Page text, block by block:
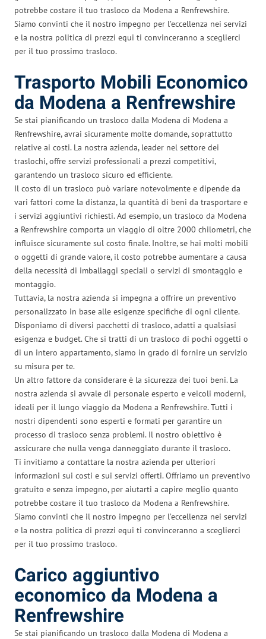
potrebbe costare il tuo trasloco da Modena a Renfrewshire.
Siamo convinti che il nostro impegno per l’eccellenza nei servizi
e la nostra politica di prezzi equi ti convinceranno a sceglierci
per il tuo prossimo trasloco.
Trasporto Mobili Economico
da Modena a Renfrewshire
Se stai pianificando un trasloco dalla Modena di Modena a
Renfrewshire, avrai sicuramente molte domande, soprattutto
relative ai costi. La nostra azienda, leader nel settore dei
traslochi, offre servizi professionali a prezzi competitivi,
garantendo un trasloco sicuro ed efficiente.
Il costo di un trasloco può variare notevolmente e dipende da
vari fattori come la distanza, la quantità di beni da trasportare e
i servizi aggiuntivi richiesti. Ad esempio, un trasloco da Modena
a Renfrewshire comporta un viaggio di oltre 2000 chilometri, che
influisce sicuramente sul costo finale. Inoltre, se hai molti mobili
o oggetti di grande valore, il costo potrebbe aumentare a causa
della necessità di imballaggi speciali o servizi di smontaggio e
montaggio.
Tuttavia, la nostra azienda si impegna a offrire un preventivo
personalizzato in base alle esigenze specifiche di ogni cliente.
Disponiamo di diversi pacchetti di trasloco, adatti a qualsiasi
esigenza e budget. Che si tratti di un trasloco di pochi oggetti o
di un intero appartamento, siamo in grado di fornire un servizio
su misura per te.
Un altro fattore da considerare è la sicurezza dei tuoi beni. La
nostra azienda si avvale di personale esperto e veicoli moderni,
ideali per il lungo viaggio da Modena a Renfrewshire. Tutti i
nostri dipendenti sono esperti e formati per garantire un
processo di trasloco senza problemi. Il nostro obiettivo è
assicurare che nulla venga danneggiato durante il trasloco.
Ti invitiamo a contattare la nostra azienda per ulteriori
informazioni sui costi e sui servizi offerti. Offriamo un preventivo
gratuito e senza impegno, per aiutarti a capire meglio quanto
potrebbe costare il tuo trasloco da Modena a Renfrewshire.
Siamo convinti che il nostro impegno per l’eccellenza nei servizi
e la nostra politica di prezzi equi ti convinceranno a sceglierci
per il tuo prossimo trasloco.
Carico aggiuntivo
economico da Modena a
Renfrewshire
Se stai pianificando un trasloco dalla Modena di Modena a